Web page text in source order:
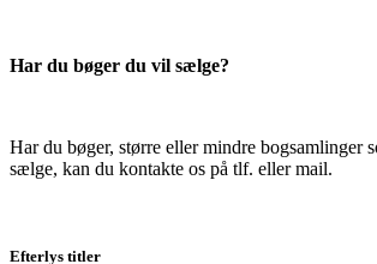
Har du bøger du vil sælge?
Har du bøger, større eller mindre bogsamlinger
sælge, kan du kontakte os på tlf. eller mail.
Efterlys titler